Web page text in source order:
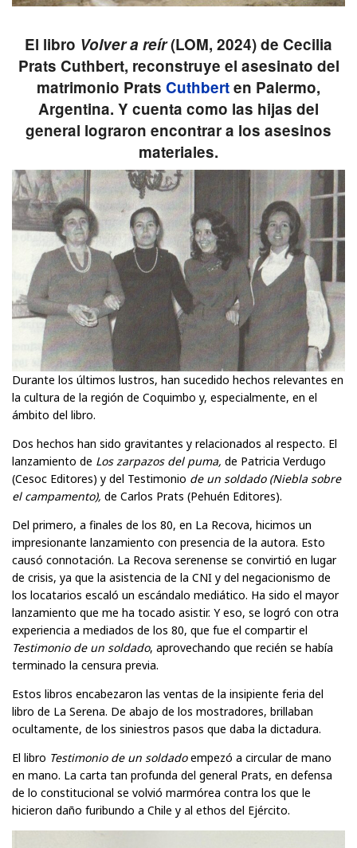
El libro Volver a reír(LOM, 2024) de Cecilia
Prats Cuthbert, reconstruye el asesinato del
matrimonio Prats Cuthberten Palermo,
Argentina. Y cuenta como las hijas del
general lograron encontrar a los asesinos
materiales.
Durante los últimos lustros, han sucedido hechos relevantes en
la cultura de la región de Coquimbo y, especialmente, en el
ámbito del libro.
Dos hechos han sido gravitantes y relacionados al respecto. El
lanzamiento de Los zarpazos del puma, de Patricia Verdugo
(Cesoc Editores) y del Testimonio de un soldado (Niebla sobre
el campamento), de Carlos Prats (Pehuén Editores).
Del primero, a finales de los 80, en La Recova, hicimos un
impresionante lanzamiento con presencia de la autora. Esto
causó connotación. La Recova serenense se convirtió en lugar
de crisis, ya que la asistencia de la CNI y del negacionismo de
los locatarios escaló un escándalo mediático. Ha sido el mayor
lanzamiento que me ha tocado asistir. Y eso, se logró con otra
experiencia a mediados de los 80, que fue el compartir el
Testimonio de un soldado, aprovechando que recién se había
terminado la censura previa.
Estos libros encabezaron las ventas de la insipiente feria del
libro de La Serena. De abajo de los mostradores, brillaban
ocultamente, de los siniestros pasos que daba la dictadura.
El libro Testimonio de un soldadoempezó a circular de mano
en mano. La carta tan profunda del general Prats, en defensa
de lo constitucional se volvió marmórea contra los que le
hicieron daño furibundo a Chile y al ethos del Ejército.